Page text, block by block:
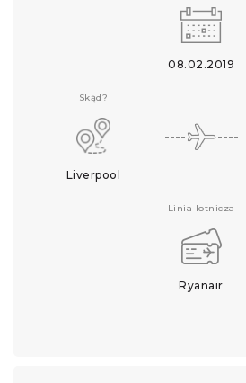
08.02.2019
Skąd?
Liverpool
Linia lotnicza
Ryanair